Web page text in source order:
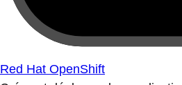
Red Hat OpenShift